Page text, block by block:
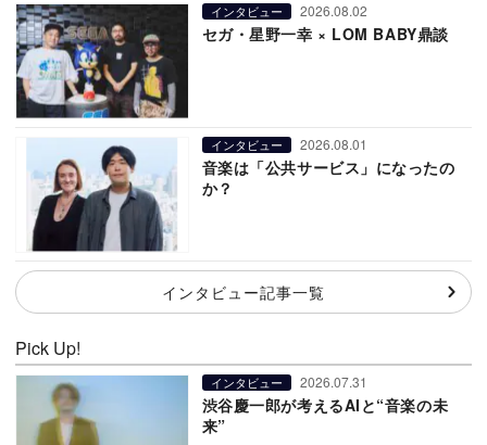
インタビュー 2026.08.02
セガ・星野一幸 × LOM BABY鼎談
インタビュー 2026.08.01
音楽は「公共サービス」になったの
か？
インタビュー記事一覧
Pick Up!
インタビュー 2026.07.31
渋谷慶一郎が考えるAIと“音楽の未
来”